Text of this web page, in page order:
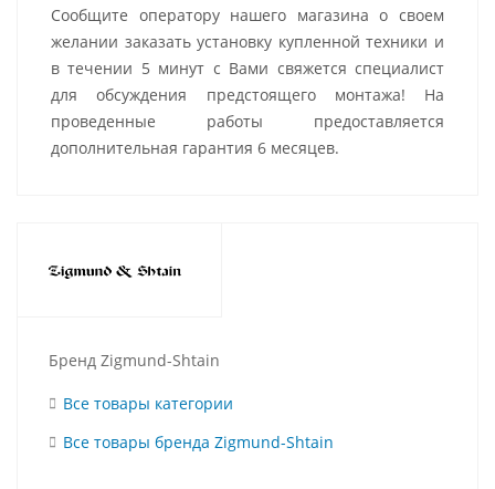
Сообщите оператору нашего магазина о своем
желании заказать установку купленной техники и
в течении 5 минут с Вами свяжется специалист
для обсуждения предстоящего монтажа! На
проведенные работы предоставляется
дополнительная гарантия 6 месяцев.
Бренд Zigmund-Shtain
Все товары категории
Все товары бренда Zigmund-Shtain